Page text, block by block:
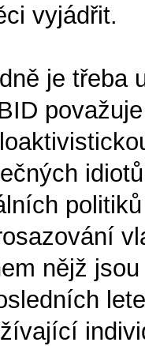
vyjádřit.
je třeba
nějž